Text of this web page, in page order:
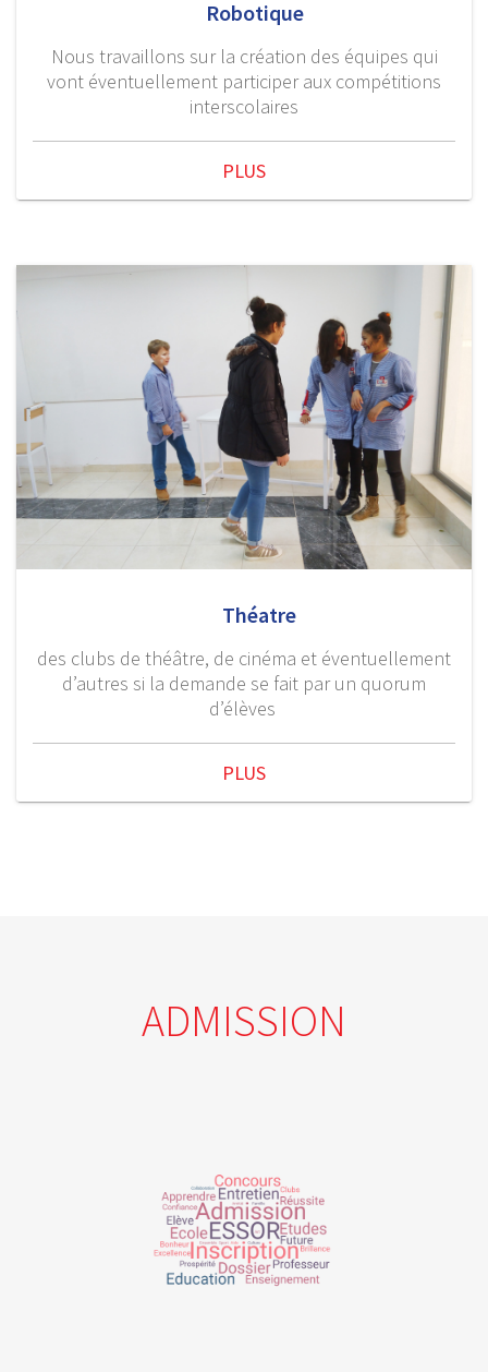
Robotique
Nous travaillons sur la création des équipes qui
vont éventuellement participer aux compétitions
interscolaires
PLUS
Théatre
des clubs de théâtre, de cinéma et éventuellement
d’autres si la demande se fait par un quorum
d’élèves
PLUS
ADMISSION